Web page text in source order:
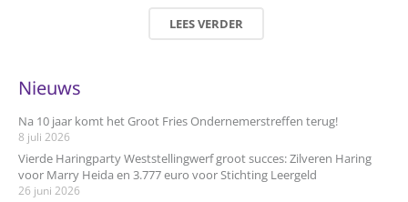
LEES VERDER
Nieuws
Na 10 jaar komt het Groot Fries Ondernemerstreffen terug!
8 juli 2026
Vierde Haringparty Weststellingwerf groot succes: Zilveren Haring
voor Marry Heida en 3.777 euro voor Stichting Leergeld
26 juni 2026